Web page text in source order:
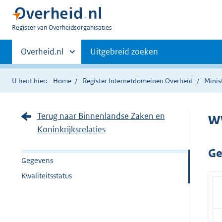
U
Register van Overheidsorganisaties
Primaire
navigatie
Andere
sites
binnen
Overheid.nl Uitgebreid zoeken
U bent hier: Home Register Internetdomeinen Overheid
Terug naar Binnenlandse Zaken en
Koninkrijksrelaties
Gegevens
Kwaliteitsstatus